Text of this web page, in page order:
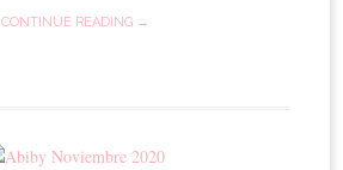
CONTINUE READING →